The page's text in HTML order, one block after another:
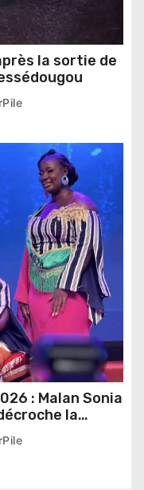
la sortie de
: Malan Sonia
la